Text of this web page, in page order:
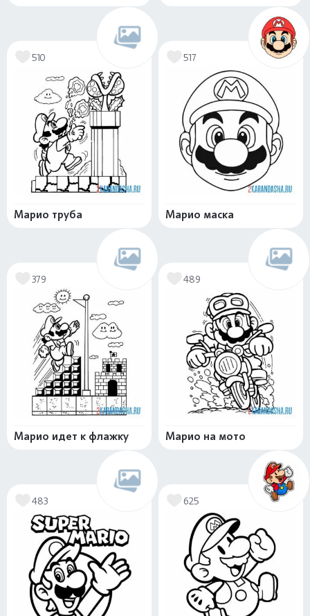
510
Марио труба
517
Марио маска
379
Марио идет к флажку
489
Марио на мото
483 625